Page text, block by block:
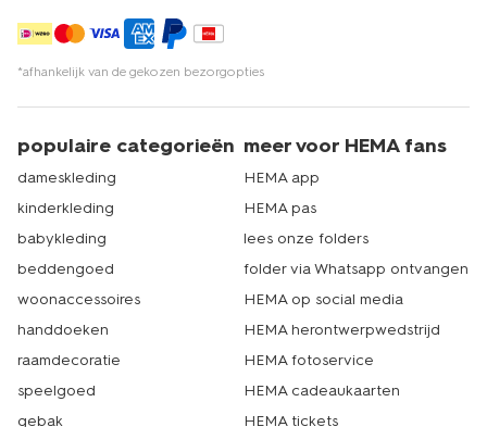
*afhankelijk van de gekozen bezorgopties
populaire categorieën
dameskleding
kinderkleding
babykleding
beddengoed
woonaccessoires
handdoeken
raamdecoratie
speelgoed
gebak
meer voor HEMA fans
HEMA app
HEMA pas
lees onze folders
folder via Whatsapp ontvangen
HEMA op social media
HEMA herontwerpwedstrijd
HEMA fotoservice
HEMA cadeaukaarten
HEMA tickets